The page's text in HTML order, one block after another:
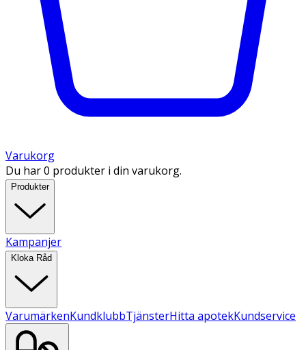
Varukorg
Du har 0 produkter i din varukorg.
Produkter
Kampanjer
Kloka Råd
VarumärkenKundklubbTjänsterHitta apotekKundservice